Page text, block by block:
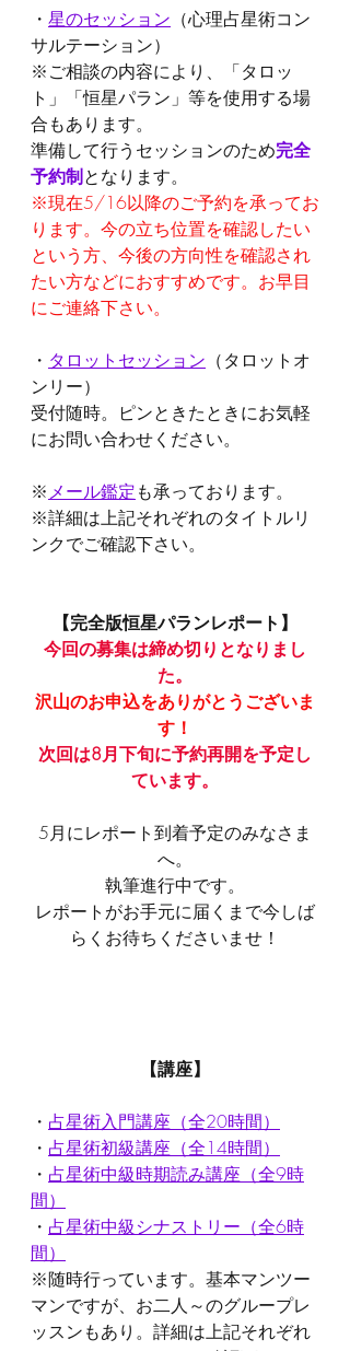
・ 星のセッション （心理占星術コン
サルテーション）
※ご相談の内容により、「タロッ
ト」「恒星パラン」等を使用する場
合もあります。
準備して行うセッションのため完全
予約制となります。
※現在5/16以降のご予約を承ってお
ります。今の立ち位置を確認したい
という方、今後の方向性を確認され
たい方などにおすすめです。お早目
にご連絡下さい。
・ タロットセッション （タロットオ
ンリー）
受付随時。ピンときたときにお気軽
にお問い合わせください。
※メール鑑定も承っております。
※詳細は上記それぞれのタイトルリ
ンクでご確認下さい。
【完全版恒星パランレポート】
今回の募集は締め切りとなりまし
た。
沢山のお申込をありがとうございま
す！
次回は8月下旬に予約再開を予定し
ています。
5月にレポート到着予定のみなさま
へ。
執筆進行中です。
レポートがお手元に届くまで今しば
らくお待ちくださいませ！
【講座】
・ 占星術入門講座（全20時間）
・ 占星術初級講座（全14時間）
・ 占星術中級時期読み講座（全9時
間）
・ 占星術中級シナストリー（全6時
間）
※随時行っています。基本マンツー
マンですが、お二人～のグループレ
ッスンもあり。詳細は上記それぞれ